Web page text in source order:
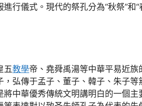
行儀式。現代的祭孔分為“秋祭”和
五教學帝、堯舜禹湯等中華平易近
，弘傳于孟子、董子、韓子、朱子
將中華優秀傳統文明講明白的一個